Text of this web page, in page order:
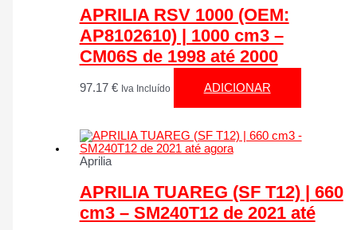
APRILIA RSV 1000 (OEM:
AP8102610) | 1000 cm3 –
CM06S de 1998 até 2000
97.17 € Iva Incluído ADICIONAR
Aprilia
APRILIA TUAREG (SF T12) | 660
cm3 – SM240T12 de 2021 até